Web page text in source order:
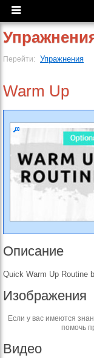
Перейти: Упражнения
Warm Up
Описание
Quick Warm Up Routine
Изображения
Если у вас имеются
помочь
Видео